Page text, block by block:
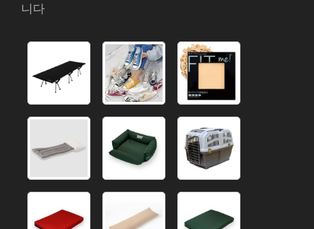
니다